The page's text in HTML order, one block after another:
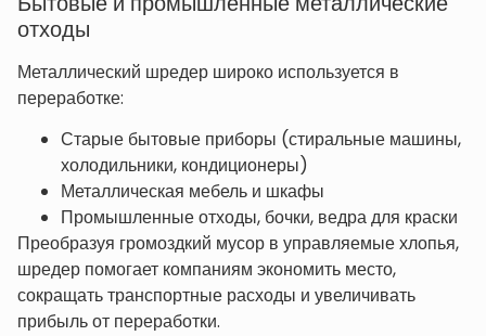
отходы
Металлический шредер широко используется в
переработке:
Старые бытовые приборы (стиральные машины,
холодильники, кондиционеры)
Металлическая мебель и шкафы
Промышленные отходы, бочки, ведра для краски
Преобразуя громоздкий мусор в управляемые хлопья,
шредер помогает компаниям экономить место,
сокращать транспортные расходы и увеличивать
прибыль от переработки.